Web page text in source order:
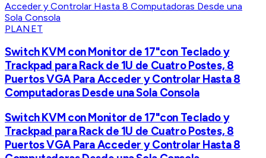
PLANET
Switch KVM con Monitor de 17"con Teclado y
Trackpad para Rack de 1U de Cuatro Postes, 8
Puertos VGA Para Acceder y Controlar Hasta 8
Computadoras Desde una Sola Consola
Switch KVM con Monitor de 17"con Teclado y
Trackpad para Rack de 1U de Cuatro Postes, 8
Puertos VGA Para Acceder y Controlar Hasta 8